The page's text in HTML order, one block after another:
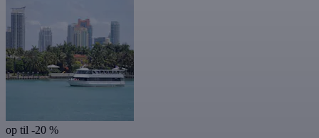
op til -20 %